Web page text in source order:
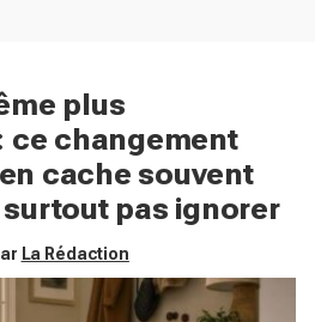
plus
ce changement
cache souvent
pas ignorer
La Rédaction